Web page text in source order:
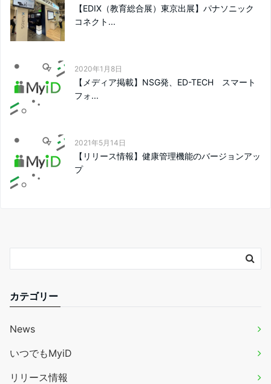
【EDIX（教育総合展）東京出展】パナソニック
コネクト...
2020年1月8日
【メディア掲載】NSG発、ED-TECH スマート
フォ...
2021年5月14日
【リリース情報】健康管理機能のバージョンアッ
プ
カテゴリー
News
いつでもMyiD
リリース情報